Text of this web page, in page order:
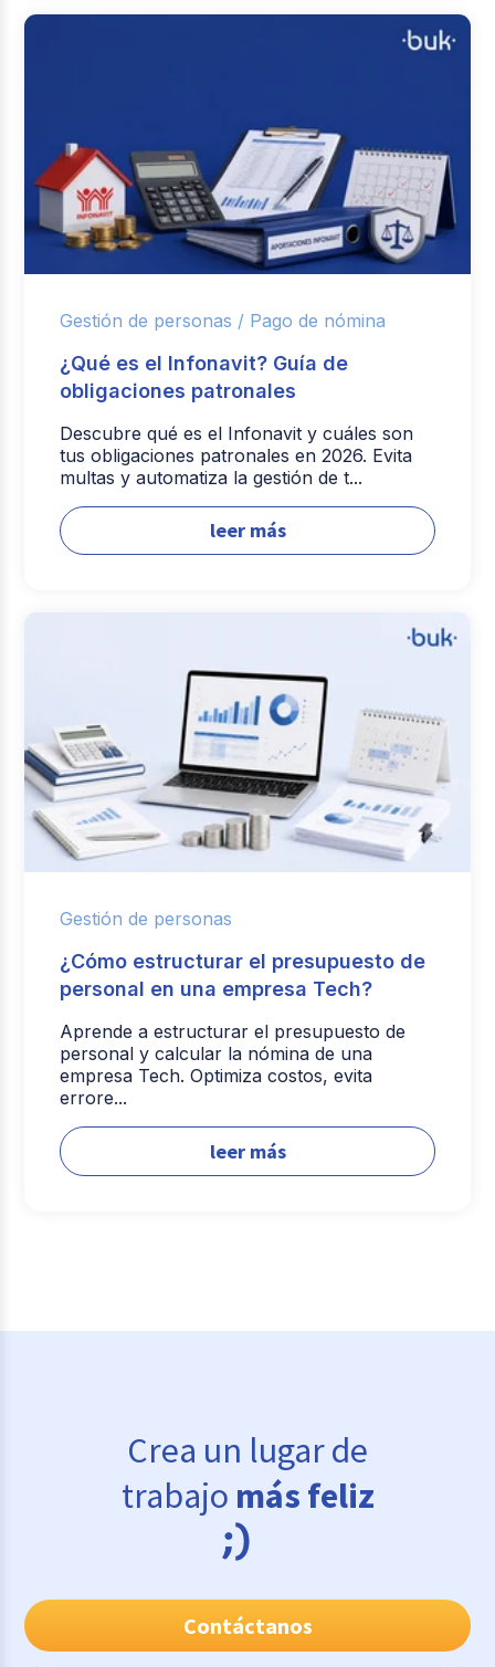
Gestión de personas / Pago de nómina
¿Qué es el Infonavit? Guía de
obligaciones patronales
Descubre qué es el Infonavit y cuáles son
tus obligaciones patronales en 2026. Evita
multas y automatiza la gestión de t...
leer más
Gestión de personas
¿Cómo estructurar el presupuesto de
personal en una empresa Tech?
Aprende a estructurar el presupuesto de
personal y calcular la nómina de una
empresa Tech. Optimiza costos, evita
errore...
leer más
Crea un lugar de
trabajo más feliz
Contáctanos